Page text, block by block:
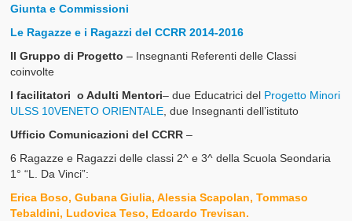
Statuto
Il Glossario del Cittadino
Giunta e Commissioni
Le Ragazze e i Ragazzi del CCRR 2014-2016
Il Gruppo di Progetto – Insegnanti Referenti delle Classi
coinvolte
I facilitatori o Adulti Mentori– due Educatrici del Progetto Minori
ULSS 10VENETO ORIENTALE , due Insegnanti dell’istituto
Ufficio Comunicazioni del CCRR –
6 Ragazze e Ragazzi delle classi 2^ e 3^ della Scuola Seondaria
1° “L. Da Vinci”:
Erica Boso, Gubana Giulia, Alessia Scapolan, Tommaso
Tebaldini, Ludovica Teso, Edoardo Trevisan.